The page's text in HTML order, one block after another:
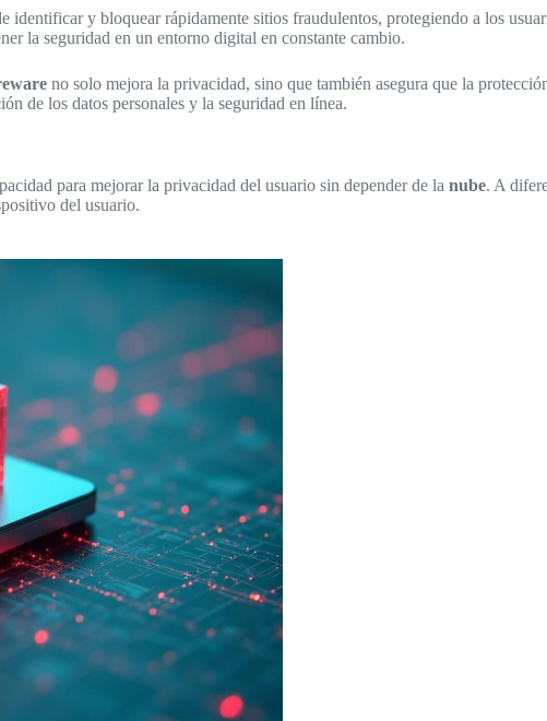
identificar y bloquear rápidamente sitios fraudulentos, protegiendo a los
la seguridad en un entorno digital en constante cambio.
no solo mejora la privacidad, sino que también asegura que la
de los datos personales y la seguridad en línea.
para mejorar la privacidad del usuario sin depender de la nube. A
del usuario.